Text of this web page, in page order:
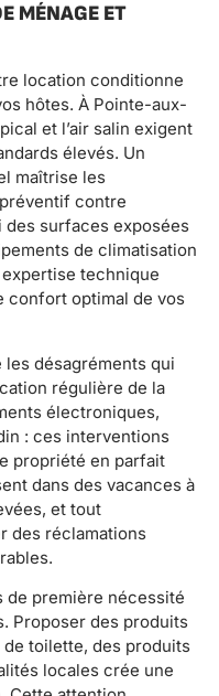
MÉNAGE ET
location conditionne
hôtes. À Pointe-aux-
et l’air salin exigent
élevés. Un
maîtrise les
contre
des surfaces exposées
de climatisation
technique
confort optimal de vos
désagréments qui
régulière de la
électroniques,
: ces interventions
propriété en parfait
dans des vacances à
et tout
des réclamations
de première nécessité
Proposer des produits
de toilette, des produits
locales crée une